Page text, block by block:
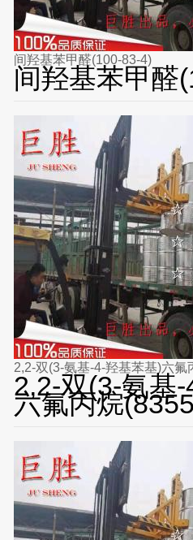
间羟基苯甲醛(100-83-4)
间羟基苯甲醛
2,2-双(3-氨基-4-羟基苯基)六氟
2,2-双(3-氨基
六氟丙烷